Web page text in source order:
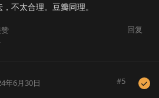
不太合理。豆瓣同理。
回复
年6月30日 #5